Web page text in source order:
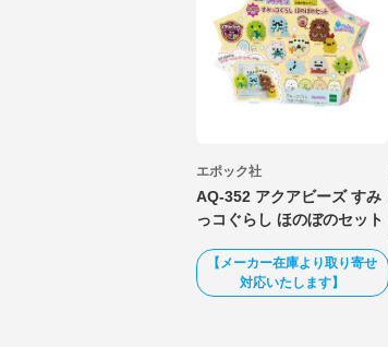
エポック社
AQ-352 アクアビーズ すみ
っコぐらし ほのぼのセット
【メーカー在庫より取り寄せ
対応いたします】